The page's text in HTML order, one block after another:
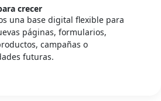
crecer
una base digital flexible para
páginas, formularios,
campañas o
futuras.